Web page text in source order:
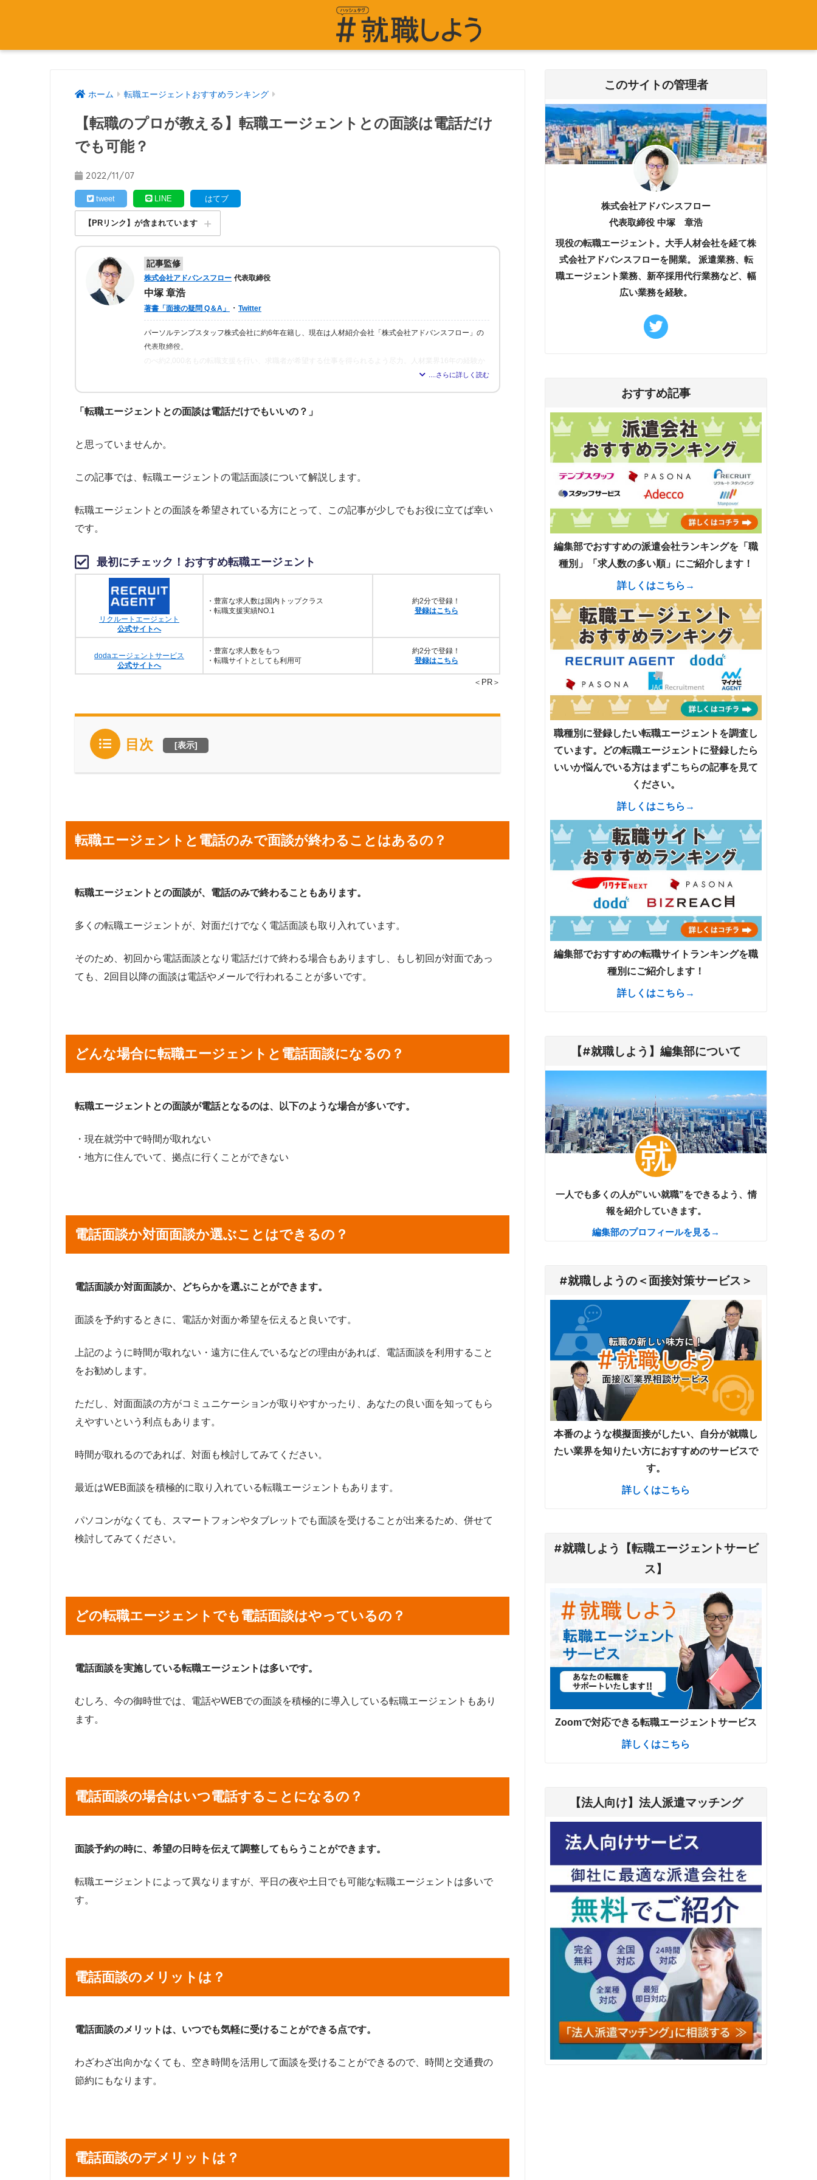
ホーム 転職エージェントおすすめランキング
【転職のプロが教える】転職エージェントとの面談は電話だけ
でも可能？
2022/11/07
tweet LINE はてブ
【PRリンク】が含まれています
記事監修
株式会社アドバンスフロー 代表取締役
中塚 章浩
著書「面接の疑問 Q＆A」 ・ Twitter
パーソルテンプスタッフ株式会社に約6年在籍し、現在は人材紹介会社「株式会社アドバンスフロー」の
代表取締役。
ら「転職はしっかりとした情報が得られれば得られるほど、理想の職場を見つけられる」と確信し、多く
「転職エージェントとの面談は電話だけでもいいの？」
と思っていませんか。
この記事では、転職エージェントの電話面談について解説します。
転職エージェントとの面談を希望されている方にとって、この記事が少しでもお役に立てば幸い
です。
最初にチェック！おすすめ転職エージェント
リクルートエージェント
公式サイトへ
・豊富な求人数は国内トップクラス
・転職支援実績NO.1
約2分で登録！
登録はこちら
dodaエージェントサービス
公式サイトへ
・豊富な求人数をもつ
・転職サイトとしても利用可
約2分で登録！
登録はこちら
＜PR＞
目次 [表示]
転職エージェントと電話のみで面談が終わることはあるの？
転職エージェントとの面談が、電話のみで終わることもあります。
多くの転職エージェントが、対面だけでなく電話面談も取り入れています。
そのため、初回から電話面談となり電話だけで終わる場合もありますし、もし初回が対面であっ
ても、2回目以降の面談は電話やメールで行われることが多いです。
どんな場合に転職エージェントと電話面談になるの？
転職エージェントとの面談が電話となるのは、以下のような場合が多いです。
・現在就労中で時間が取れない
・地方に住んでいて、拠点に行くことができない
電話面談か対面面談か選ぶことはできるの？
電話面談か対面面談か、どちらかを選ぶことができます。
面談を予約するときに、電話か対面か希望を伝えると良いです。
上記のように時間が取れない・遠方に住んでいるなどの理由があれば、電話面談を利用すること
をお勧めします。
ただし、対面面談の方がコミュニケーションが取りやすかったり、あなたの良い面を知ってもら
えやすいという利点もあります。
時間が取れるのであれば、対面も検討してみてください。
最近はWEB面談を積極的に取り入れている転職エージェントもあります。
パソコンがなくても、スマートフォンやタブレットでも面談を受けることが出来るため、併せて
検討してみてください。
どの転職エージェントでも電話面談はやっているの？
電話面談を実施している転職エージェントは多いです。
むしろ、今の御時世では、電話やWEBでの面談を積極的に導入している転職エージェントもあり
ます。
電話面談の場合はいつ電話することになるの？
面談予約の時に、希望の日時を伝えて調整してもらうことができます。
転職エージェントによって異なりますが、平日の夜や土日でも可能な転職エージェントは多いで
す。
電話面談のメリットは？
電話面談のメリットは、いつでも気軽に受けることができる点です。
わざわざ出向かなくても、空き時間を活用して面談を受けることができるので、時間と交通費の
節約にもなります。
電話面談のデメリットは？
このサイトの管理者
株式会社アドバンスフロー
代表取締役 中塚 章浩
現役の転職エージェント。大手人材会社を経て株
式会社アドバンスフローを開業。 派遣業務、転
職エージェント業務、新卒採用代行業務など、幅
広い業務を経験。
おすすめ記事
編集部でおすすめの派遣会社ランキングを「職
種別」「求人数の多い順」にご紹介します！
詳しくはこちら→
職種別に登録したい転職エージェントを調査し
ています。どの転職エージェントに登録したら
いいか悩んでいる方はまずこちらの記事を見て
ください。
詳しくはこちら→
編集部でおすすめの転職サイトランキングを職
種別にご紹介します！
詳しくはこちら→
【#就職しよう】編集部について
一人でも多くの人が”いい就職”をできるよう、情
報を紹介していきます。
編集部のプロフィールを見る→
#就職しようの＜面接対策サービス＞
本番のような模擬面接がしたい、自分が就職し
たい業界を知りたい方におすすめのサービスで
す。
詳しくはこちら
#就職しよう【転職エージェントサービ
ス】
Zoomで対応できる転職エージェントサービス
詳しくはこちら
【法人向け】法人派遣マッチング